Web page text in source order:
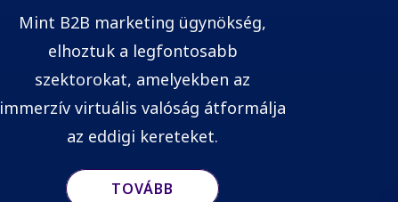
Mint B2B marketing ügynökség,
elhoztuk a legfontosabb
szektorokat, amelyekben az
immerzív virtuális valóság átformálja
az eddigi kereteket.
TOVÁBB